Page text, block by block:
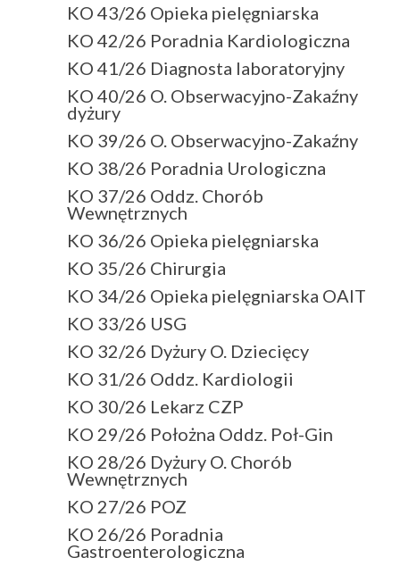
KO 43/26 Opieka pielęgniarska
KO 42/26 Poradnia Kardiologiczna
KO 41/26 Diagnosta laboratoryjny
KO 40/26 O. Obserwacyjno-Zakaźny
dyżury
KO 39/26 O. Obserwacyjno-Zakaźny
KO 38/26 Poradnia Urologiczna
KO 37/26 Oddz. Chorób
Wewnętrznych
KO 36/26 Opieka pielęgniarska
KO 35/26 Chirurgia
KO 34/26 Opieka pielęgniarska OAIT
KO 33/26 USG
KO 32/26 Dyżury O. Dziecięcy
KO 31/26 Oddz. Kardiologii
KO 30/26 Lekarz CZP
KO 29/26 Położna Oddz. Poł-Gin
KO 28/26 Dyżury O. Chorób
Wewnętrznych
KO 27/26 POZ
KO 26/26 Poradnia
Gastroenterologiczna